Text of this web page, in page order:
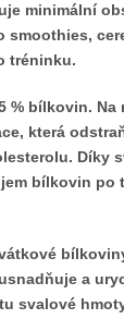
minimální
smoothies,
tréninku.
% bílkovin. Na
která
Díky
bílkovin
a
svalové